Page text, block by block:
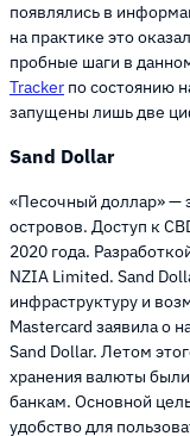
появлялись в
на практике это
пробные шаги в
Tracker по состоянию
запущены лишь две
Sand Dollar
«Песочный доллар» —
островов. Доступ к
2020 года.
NZIA Limited. Sand
инфраструктуру и
Mastercard заявила о
Sand Dollar. Летом
хранения валюты
банкам. Основной
удобство для